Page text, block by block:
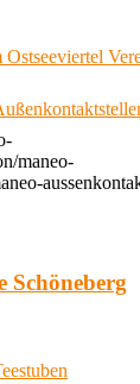
Ostseeviertel
maneo-
Schöneberg